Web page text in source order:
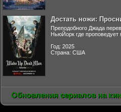
Достать ножи:
Преподобного Джада
НьюЙорк где
Год: 2025
Страна: США
Обновления сериалов на